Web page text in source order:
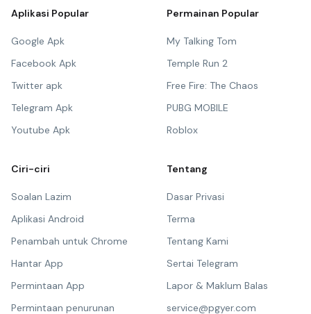
Aplikasi Popular
Google Apk
Facebook Apk
Twitter apk
Telegram Apk
Youtube Apk
Permainan Popular
My Talking Tom
Temple Run 2
Free Fire: The Chaos
PUBG MOBILE
Roblox
Ciri-ciri
Soalan Lazim
Aplikasi Android
Penambah untuk Chrome
Hantar App
Permintaan App
Permintaan penurunan
Tentang
Dasar Privasi
Terma
Tentang Kami
Sertai Telegram
Lapor & Maklum Balas
service@pgyer.com